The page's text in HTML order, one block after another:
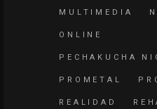
MULTIMEDIA
ONLINE
PECHAKUCHA
PROMETAL
REALIDAD